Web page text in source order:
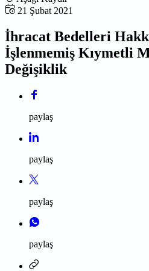
21 Şubat 2021
İhracat Bedelleri
İşlenmemiş Kıymetli
Değişiklik
paylaş
paylaş
paylaş
paylaş